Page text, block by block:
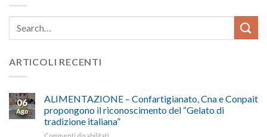
ARTICOLI RECENTI
06
Ago
ALIMENTAZIONE – Confartigianato, Cna e Conpait
propongono il riconoscimento del “Gelato di
tradizione italiana”
Commenti disabilitati